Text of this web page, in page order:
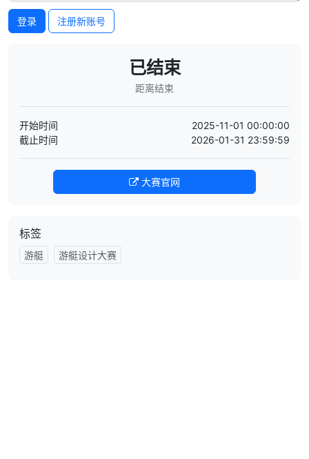
登录 注册新账号
已结束
距离结束
开始时间
2025-11-01 00:00:00
截止时间
2026-01-31 23:59:59
大赛官网
标签
游艇 游艇设计大赛